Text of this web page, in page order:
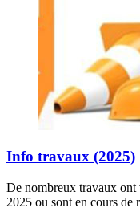
Info travaux (2025)
De nombreux travaux ont
2025 ou sont en cours de